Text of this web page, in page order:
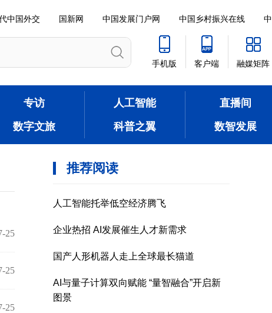
中国外交 国新网 中国发展门户网 中国乡村振兴在线
手机版 客户端 融媒矩阵
专访 人工智能
直播间
数字文旅 科普之翼 数智发展
25
25
25